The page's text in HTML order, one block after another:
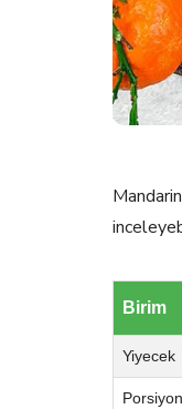
Birim
Yiyecek
Porsiyon